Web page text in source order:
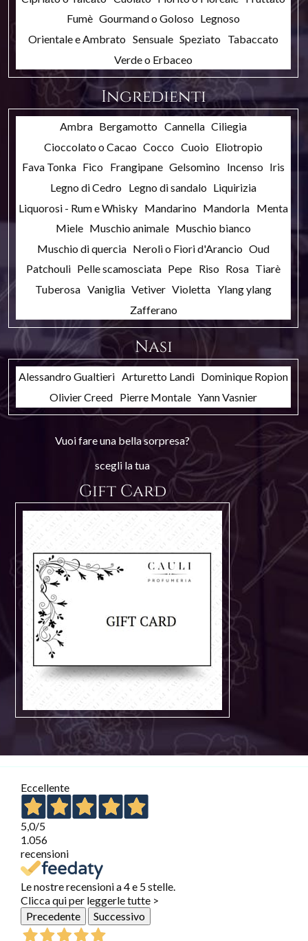
Fumè Gourmand o Goloso Legnoso
Orientale e Ambrato Sensuale Speziato Tabaccato
Verde o Erbaceo
Ingredienti
Ambra Bergamotto Cannella Ciliegia
Cioccolato o Cacao Cocco Cuoio Eliotropio
Fava Tonka Fico Frangipane Gelsomino Incenso Iris
Legno di Cedro Legno di sandalo Liquirizia
Liquorosi - Rum e Whisky Mandarino Mandorla Menta
Miele Muschio animale Muschio bianco
Muschio di quercia Neroli o Fiori d'Arancio Oud
Patchouli Pelle scamosciata Pepe Riso Rosa Tiarè
Tuberosa Vaniglia Vetiver Violetta Ylang ylang
Zafferano
Nasi
Alessandro Gualtieri Arturetto Landi Dominique Ropion
Olivier Creed Pierre Montale Yann Vasnier
Vuoi fare una bella sorpresa?
scegli la tua
Gift Card
Eccellente
5,0/5
1.056
recensioni
Le nostre recensioni a 4 e 5 stelle.
Clicca qui per leggerle tutte >
Precedente
Successivo